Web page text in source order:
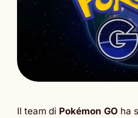
Il team di Pokémon GO ha